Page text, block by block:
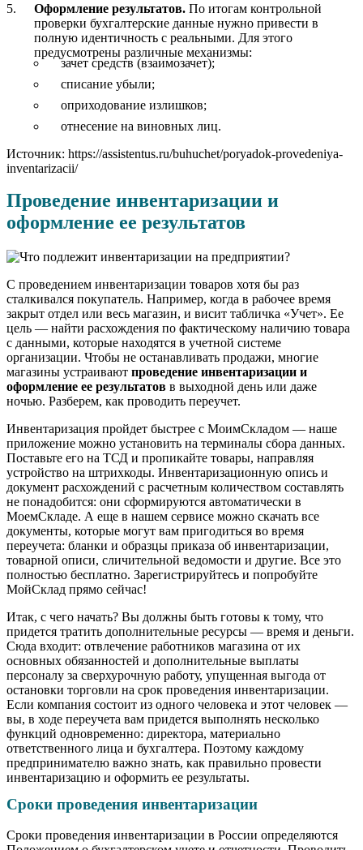
Оформление результатов.По итогам контрольной
проверки бухгалтерские данные нужно привести в
полную идентичность с реальными. Для этого
предусмотрены различные механизмы:
зачет средств (взаимозачет);
списание убыли;
оприходование излишков;
отнесение на виновных лиц.
Источник: https://assistentus.ru/buhuchet/poryadok-provedeniya-
inventarizacii/
Проведение инвентаризации и
оформление ее результатов
С проведением инвентаризации товаров хотя бы раз
сталкивался покупатель. Например, когда в рабочее время
закрыт отдел или весь магазин, и висит табличка «Учет». Ее
цель — найти расхождения по фактическому наличию товара
с данными, которые находятся в учетной системе
организации. Чтобы не останавливать продажи, многие
магазины устраивают проведение инвентаризации и
оформление ее результатов в выходной день или даже
ночью. Разберем, как проводить переучет.
Инвентаризация пройдет быстрее с МоимСкладом — наше
приложение можно установить на терминалы сбора данных.
Поставьте его на ТСД и пропикайте товары, направляя
устройство на штрихкоды. Инвентаризационную опись и
документ расхождений с расчетным количеством составлять
не понадобится: они сформируются автоматически в
МоемСкладе. А еще в нашем сервисе можно скачать все
документы, которые могут вам пригодиться во время
переучета: бланки и образцы приказа об инвентаризации,
товарной описи, сличительной ведомости и другие. Все это
полностью бесплатно. Зарегистрируйтесь и попробуйте
МойСклад прямо сейчас!
Итак, с чего начать? Вы должны быть готовы к тому, что
придется тратить дополнительные ресурсы — время и деньги.
Сюда входит: отвлечение работников магазина от их
основных обязанностей и дополнительные выплаты
персоналу за сверхурочную работу, упущенная выгода от
остановки торговли на срок проведения инвентаризации.
Если компания состоит из одного человека и этот человек —
вы, в ходе переучета вам придется выполнять несколько
функций одновременно: директора, материально
ответственного лица и бухгалтера. Поэтому каждому
предпринимателю важно знать, как правильно провести
инвентаризацию и оформить ее результаты.
Сроки проведения инвентаризации
Сроки проведения инвентаризации в России определяются